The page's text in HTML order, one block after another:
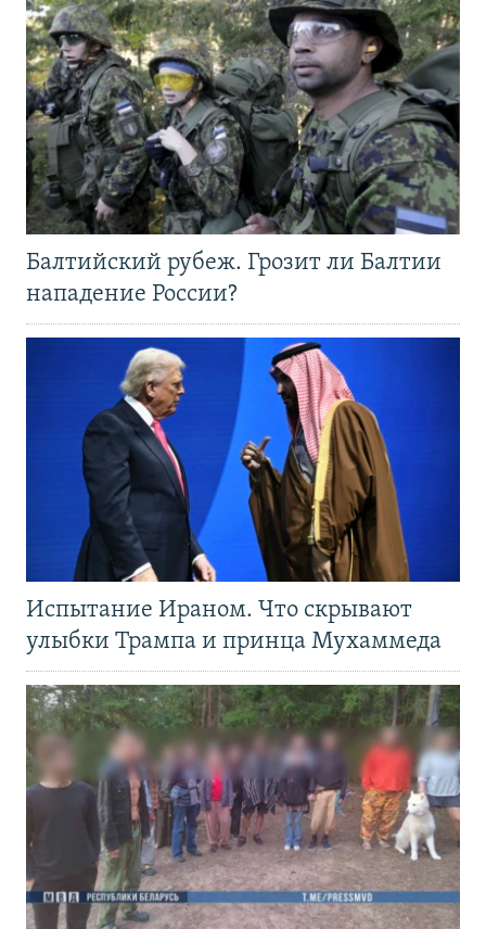
Балтийский рубеж. Грозит ли Балтии
нападение России?
Испытание Ираном. Что скрывают
улыбки Трампа и принца Мухаммеда